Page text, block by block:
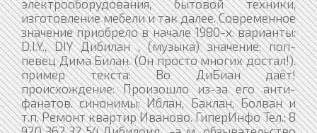
электрооборудования, бытовой техники,
изготовление мебели и так далее. Современное
значение приобрело в начале 1980-х. варианты:
D.I.Y., DIY Дибилан , (музыка) значение: поп-
певец Дима Билан. (Он просто многих достал!).
пример текста: Во ДиБиан даёт!
происхождение: Произошло из-за его анти-
фанатов. синонимы: Иблан, Баклан, Болван и
т.п. Ремонт квартир Иваново. ГиперИнфо Тел.: 8